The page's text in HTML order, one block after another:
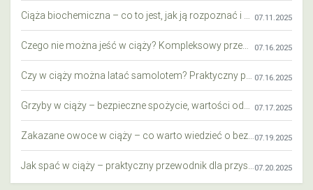
07.11.2025
07.16.2025
07.16.2025
07.17.2025
07.19.2025
07.20.2025